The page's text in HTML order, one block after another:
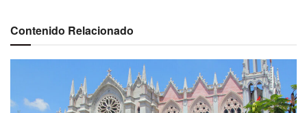
Contenido Relacionado